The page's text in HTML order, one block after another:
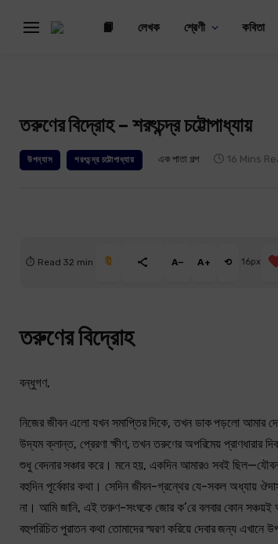
📙 লেখক শ্রেণী কবিতা
তরুণের বিদ্রোহ – শরৎচন্দ্র চট্টোপাধ্যায়
উপন্যাস শরৎচন্দ্র চট্টোপাধ্যায় এক পাতা গল্প 16 Mins
⏱ Read 32 min 🔖 A− A+ ⟲ 16px
তরুণের বিদ্রোহ
বন্ধুগণ,
নিজের জীবন এলো যখন সমাপ্তির দিকে, তখন ডাক পড়লো আমার
উদ্যম ক্লান্ত, প্রেরণা ক্ষীণ, তখন তরুণের অপরিমেয়
শুধু বেদনার সঞ্চার করে। মনে হয়, একদিন আমারও সবই
বহুদিন পূর্বেকার কথা। সেদিন জীবন-গ্রন্থের যে-সকল অধ্যায়
না। আমি জানি, এই তরুণ-সংঘকে জোর ক’রে বলবার কোন সঞ্চয়ই
বহুপরিচিত পুরাতন কথা তোমাদের স্মরণ করিয়ে দেবার জন্য এখানে